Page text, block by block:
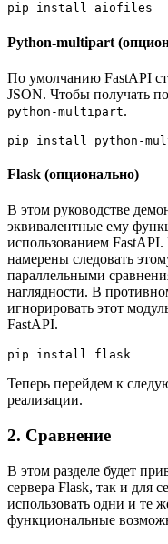
pip install aiofiles
Python-multipart
По умолчанию FastAPI
JSON. Чтобы получать
python-multipart.
pip install python-
Flask (опционально)
В этом руководстве
эквивалентные ему
использованием FastAPI.
намерены следовать
параллельными
наглядности. В
игнорировать этот
FastAPI.
pip install flask
Теперь перейдем к
реализации.
2. Сравнение
В этом разделе будет
сервера Flask, так и для
использовать одни и те
функциональные